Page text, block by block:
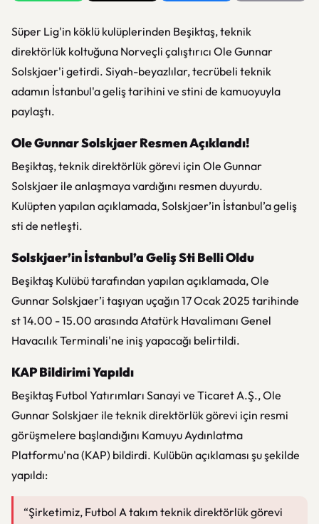
Süper Lig'in köklü kulüplerinden Beşiktaş, teknik
direktörlük koltuğuna Norveçli çalıştırıcı Ole Gunnar
Solskjaer'i getirdi. Siyah-beyazlılar, tecrübeli teknik
adamın İstanbul'a geliş tarihini ve stini de kamuoyuyla
paylaştı.
Ole Gunnar Solskjaer Resmen Açıklandı!
Beşiktaş, teknik direktörlük görevi için Ole Gunnar
Solskjaer ile anlaşmaya vardığını resmen duyurdu.
Kulüpten yapılan açıklamada, Solskjaer’in İstanbul’a geliş
sti de netleşti.
Solskjaer’in İstanbul’a Geliş Sti Belli Oldu
Beşiktaş Kulübü tarafından yapılan açıklamada, Ole
Gunnar Solskjaer’i taşıyan uçağın 17 Ocak 2025 tarihinde
st 14.00 - 15.00 arasında Atatürk Havalimanı Genel
Havacılık Terminali'ne iniş yapacağı belirtildi.
KAP Bildirimi Yapıldı
Beşiktaş Futbol Yatırımları Sanayi ve Ticaret A.Ş., Ole
Gunnar Solskjaer ile teknik direktörlük görevi için resmi
görüşmelere başlandığını Kamuyu Aydınlatma
Platformu'na (KAP) bildirdi. Kulübün açıklaması şu şekilde
yapıldı:
“Şirketimiz, Futbol A takım teknik direktörlük görevi